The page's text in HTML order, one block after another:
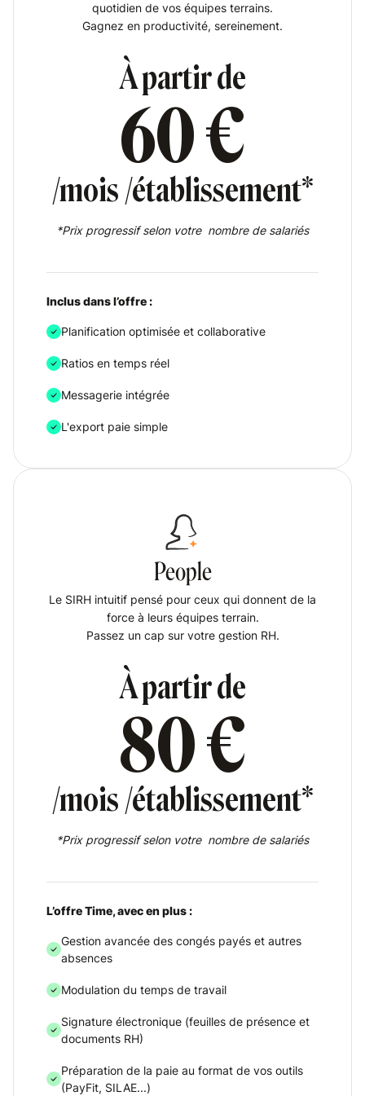
quotidien de vos équipes terrains.
Gagnez en productivité, sereinement.
À partir de
60 €
/mois /établissement*
*Prix progressif selon votre nombre de salariés
Inclus dans l’offre :
Planification optimisée et collaborative
Ratios en temps réel
Messagerie intégrée
L'export paie simple
People
Le SIRH intuitif pensé pour ceux qui donnent de la
force à leurs équipes terrain.
Passez un cap sur votre gestion RH.
À partir de
80 €
/mois /établissement*
*Prix progressif selon votre nombre de salariés
L’offreTime, avec en plus :
Gestion avancée des congés payés et autres
absences
Modulation du temps de travail
Signature électronique (feuilles de présence et
documents RH)
Préparation de la paie au format de vos outils
(PayFit, SILAE...)